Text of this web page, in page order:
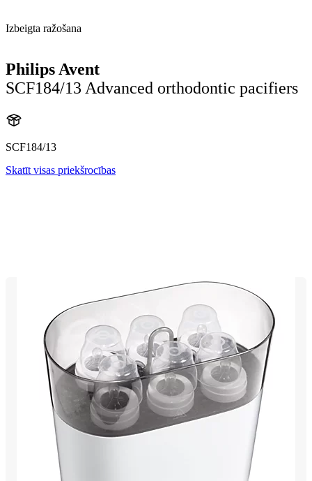
Izbeigta ražošana
Philips Avent
SCF184/13 Advanced orthodontic pacifiers
SCF184/13
Skatīt visas priekšrocības